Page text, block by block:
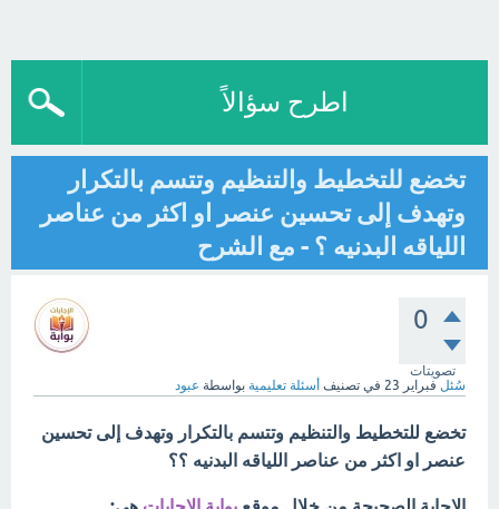
اطرح سؤالاً
تخضع للتخطيط والتنظيم وتتسم بالتكرار
وتهدف إلى تحسين عنصر او اكثر من عناصر
اللياقه البدنيه ؟ - مع الشرح
0
تصويتات
سُئل فبراير 23 في تصنيف أسئلة تعليمية بواسطة عبود
تخضع للتخطيط والتنظيم وتتسم بالتكرار وتهدف إلى تحسين
عنصر او اكثر من عناصر اللياقه البدنيه ؟؟